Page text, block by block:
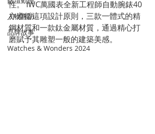
人物專訪
品牌故事
Watches & Wonders 2024
性。 IWC萬國表全新工程師自動腕錶40
亦遵循這項設計原則，三款一體式的精
鋼材質和一款鈦金屬材質，通過精心打
磨賦予其雕塑一般的建築美感。